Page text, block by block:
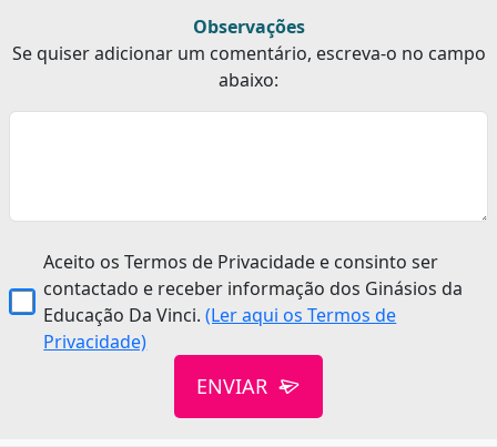
Observações
Se quiser adicionar um comentário, escreva-o no campo
abaixo:
Aceito os Termos de Privacidade e consinto ser
contactado e receber informação dos Ginásios da
Educação Da Vinci.(Ler aqui os Termos de
Privacidade)
ENVIAR